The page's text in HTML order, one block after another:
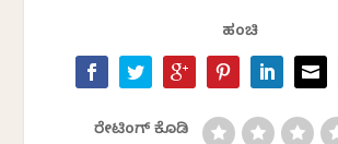
ಹಂಚಿ
ರೇಟಿಂಗ್ ಕೊಡಿ